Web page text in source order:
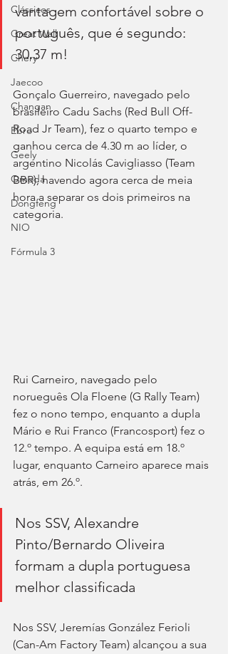
Clássicos
Great Wall
Chery
Jaecoo
Changan
Ebro
Geely
Omoda
Dongfeng
NIO
Fórmula 3
vantagem confortável sobre o
português, que é segundo:
30.37 m!
Gonçalo Guerreiro, navegado pelo
brasileiro Cadu Sachs (Red Bull Off-
Road Jr Team), fez o quarto tempo e
ganhou cerca de 4.30 m ao líder, o
argentino Nicolás Cavigliasso (Team
BBR), havendo agora cerca de meia
hora a separar os dois primeiros na
categoria.
Rui Carneiro, navegado pelo
norueguês Ola Floene (G Rally Team)
fez o nono tempo, enquanto a dupla
Mário e Rui Franco (Francosport) fez o
12.º tempo. A equipa está em 18.º
lugar, enquanto Carneiro aparece mais
atrás, em 26.º.
Nos SSV, Alexandre
Pinto/Bernardo Oliveira
formam a dupla portuguesa
melhor classificada
Nos SSV, Jeremías González Ferioli
(Can-Am Factory Team) alcançou a sua